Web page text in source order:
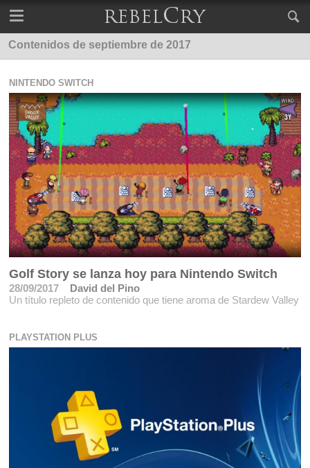
Contenidos de septiembre de 2017
NINTENDO SWITCH
Golf Story se lanza hoy para Nintendo Switch
28/09/2017
David del Pino
Un título repleto de contenido que tiene aroma de Stardew Valley
PLAYSTATION PLUS